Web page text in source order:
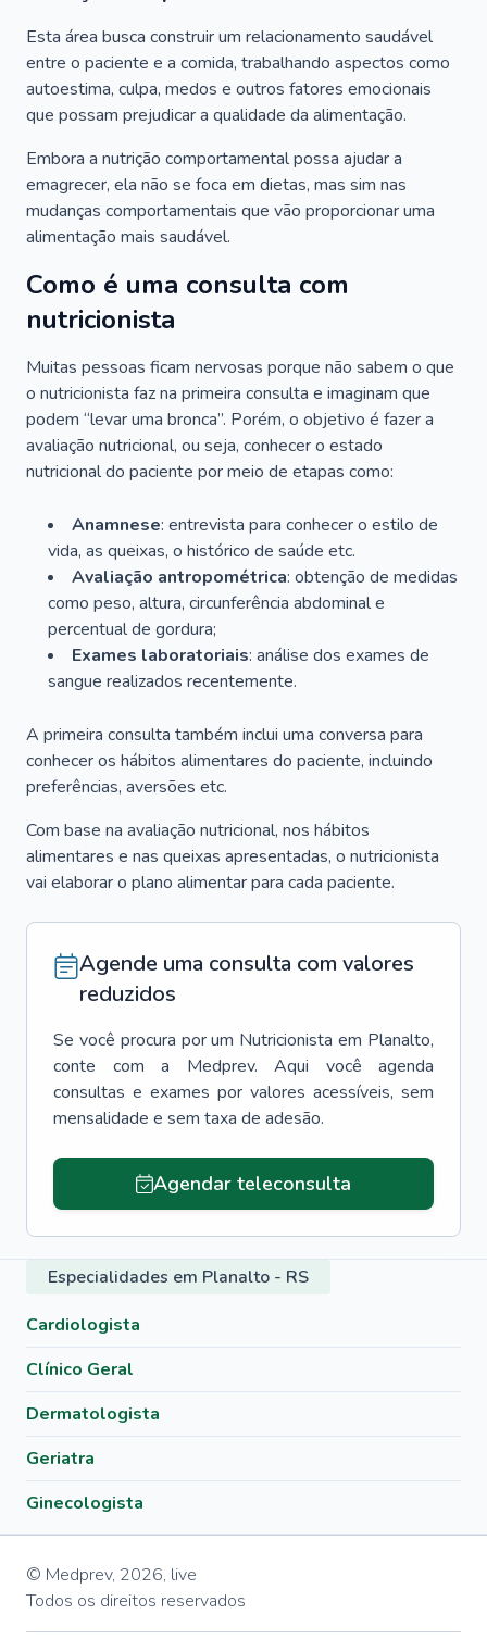
Esta área busca construir um relacionamento saudável
entre o paciente e a comida, trabalhando aspectos como
autoestima, culpa, medos e outros fatores emocionais
que possam prejudicar a qualidade da alimentação.
Embora a nutrição comportamental possa ajudar a
emagrecer, ela não se foca em dietas, mas sim nas
mudanças comportamentais que vão proporcionar uma
alimentação mais saudável.
Como é uma consulta com
nutricionista
Muitas pessoas ficam nervosas porque não sabem o que
o nutricionista faz na primeira consulta e imaginam que
podem “levar uma bronca”. Porém, o objetivo é fazer a
avaliação nutricional, ou seja, conhecer o estado
nutricional do paciente por meio de etapas como:
Anamnese: entrevista para conhecer o estilo de
vida, as queixas, o histórico de saúde etc.
Avaliação antropométrica: obtenção de medidas
como peso, altura, circunferência abdominal e
percentual de gordura;
Exames laboratoriais: análise dos exames de
sangue realizados recentemente.
A primeira consulta também inclui uma conversa para
conhecer os hábitos alimentares do paciente, incluindo
preferências, aversões etc.
Com base na avaliação nutricional, nos hábitos
alimentares e nas queixas apresentadas, o nutricionista
vai elaborar o plano alimentar para cada paciente.
Agende uma consulta com valores
reduzidos
Se você procura por um Nutricionista em Planalto,
conte com a Medprev. Aqui você agenda
consultas e exames por valores acessíveis, sem
mensalidade e sem taxa de adesão.
Agendar teleconsulta
Especialidades em Planalto - RS
Cardiologista
Clínico Geral
Dermatologista
Geriatra
Ginecologista
© Medprev, 2026, live
Todos os direitos reservados